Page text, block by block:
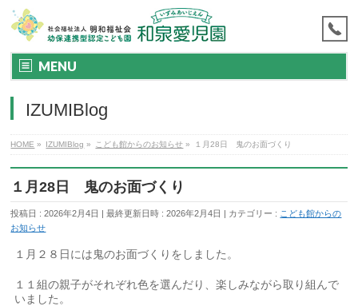
MENU
IZUMIBlog
HOME » IZUMIBlog » こども館からのお知らせ » １月28日 鬼のお面づくり
１月28日 鬼のお面づくり
投稿日 : 2026年2月4日 最終更新日時 : 2026年2月4日 カテゴリー : こども館からの
お知らせ
１月２８日には鬼のお面づくりをしました。
１１組の親子がそれぞれ色を選んだり、楽しみながら取り組んで
いました。